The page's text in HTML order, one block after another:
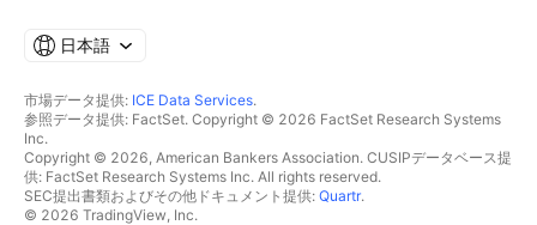
日本語
市場データ提供: ICE Data Services.
参照データ提供: FactSet. Copyright © 2026 FactSet Research Systems
Inc.
Copyright © 2026, American Bankers Association. CUSIPデータベース提
供: FactSet Research Systems Inc. All rights reserved.
SEC提出書類およびその他ドキュメント提供: Quartr.
© 2026 TradingView, Inc.